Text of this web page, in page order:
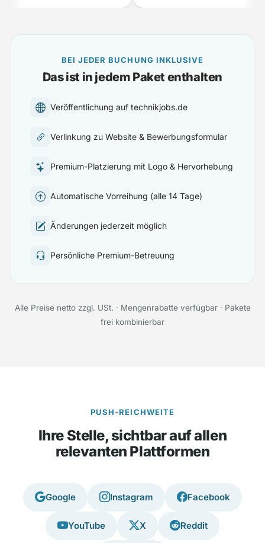
BEI JEDER BUCHUNG INKLUSIVE
Das ist in jedem Paket enthalten
Veröffentlichung auf technikjobs.de
Verlinkung zu Website & Bewerbungsformular
Premium-Platzierung mit Logo & Hervorhebung
Automatische Vorreihung (alle 14 Tage)
Änderungen jederzeit möglich
Persönliche Premium-Betreuung
Alle Preise netto zzgl. USt. · Mengenrabatte verfügbar · Pakete
frei kombinierbar
PUSH-REICHWEITE
Ihre Stelle, sichtbar auf allen
relevanten Plattformen
Google Instagram Facebook
YouTube X Reddit